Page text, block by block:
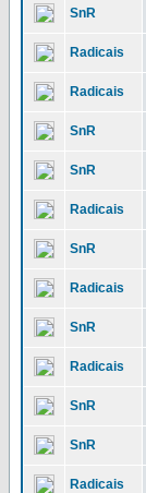
SnR
Radicais
Radicais
SnR
SnR
Radicais
SnR
Radicais
SnR
Radicais
SnR
SnR
Radicais